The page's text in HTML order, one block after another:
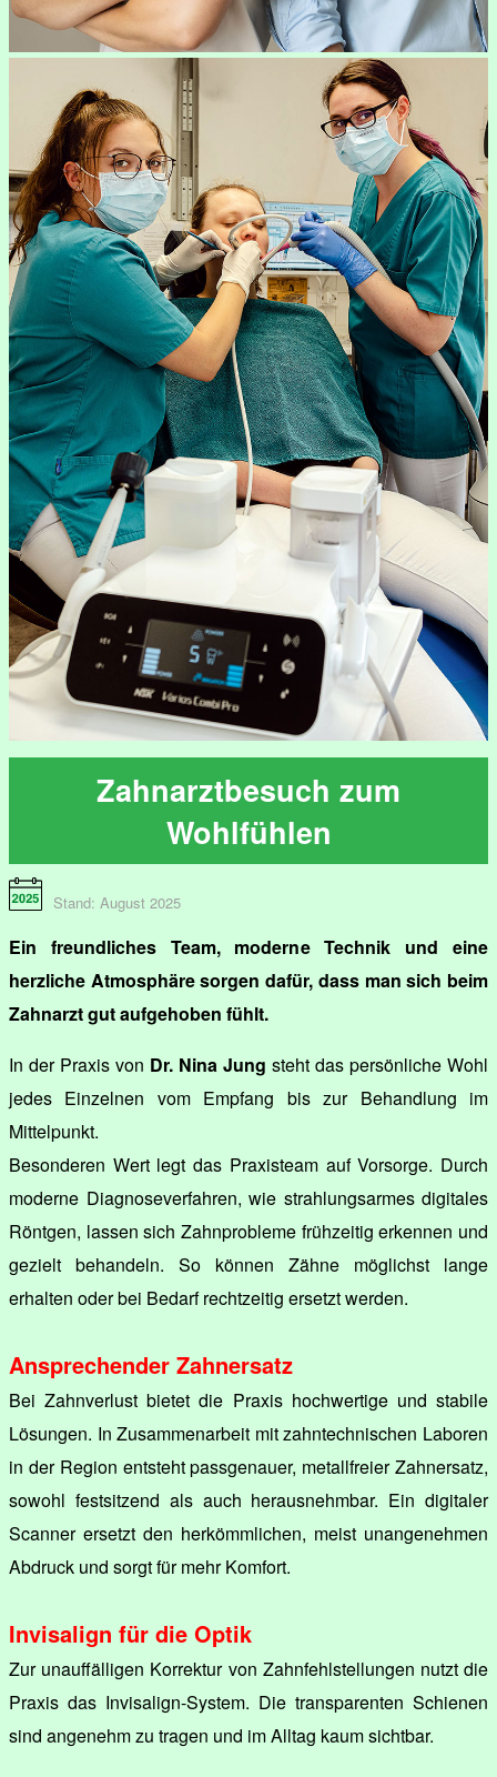
Zahnarztbesuch zum
Wohlfühlen
Stand: August 2025
Ein freundliches Team, moderne Technik und eine
herzliche Atmosphäre sorgen dafür, dass man sich beim
Zahnarzt gut aufgehoben fühlt.
In der Praxis von Dr. Nina Jung steht das persönliche Wohl
jedes Einzelnen vom Empfang bis zur Behandlung im
Mittelpunkt.
Besonderen Wert legt das Praxisteam auf Vorsorge. Durch
moderne Diagnoseverfahren, wie strahlungsarmes digitales
Röntgen, lassen sich Zahnprobleme frühzeitig erkennen und
gezielt behandeln. So können Zähne möglichst lange
erhalten oder bei Bedarf rechtzeitig ersetzt werden.
Ansprechender Zahnersatz
Bei Zahnverlust bietet die Praxis hochwertige und stabile
Lösungen. In Zusammenarbeit mit zahntechnischen Laboren
in der Region entsteht passgenauer, metallfreier Zahnersatz,
sowohl festsitzend als auch herausnehmbar. Ein digitaler
Scanner ersetzt den herkömmlichen, meist unangenehmen
Abdruck und sorgt für mehr Komfort.
Invisalign für die Optik
Zur unauffälligen Korrektur von Zahnfehlstellungen nutzt die
Praxis das Invisalign-System. Die transparenten Schienen
sind angenehm zu tragen und im Alltag kaum sichtbar.